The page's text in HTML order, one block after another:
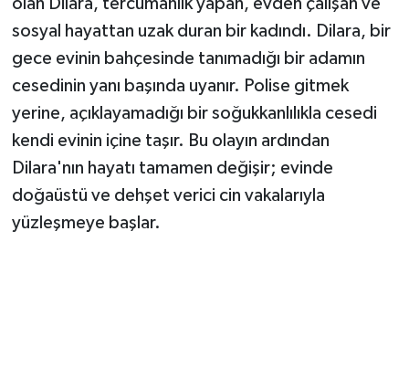
olan Dilara, tercümanlık yapan, evden çalışan ve
sosyal hayattan uzak duran bir kadındı. Dilara, bir
gece evinin bahçesinde tanımadığı bir adamın
cesedinin yanı başında uyanır. Polise gitmek
yerine, açıklayamadığı bir soğukkanlılıkla cesedi
kendi evinin içine taşır. Bu olayın ardından
Dilara'nın hayatı tamamen değişir; evinde
doğaüstü ve dehşet verici cin vakalarıyla
yüzleşmeye başlar.